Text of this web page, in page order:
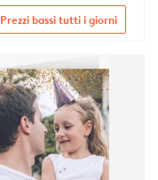
Prezzi bassi tutti i giorni